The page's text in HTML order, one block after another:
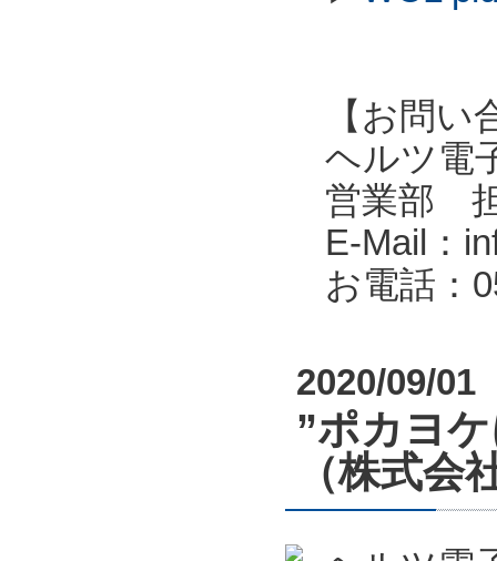
【お問い
ヘルツ電
営業部
E-Mail：
お電話：
2020/09/01
”ポカヨ
（株式会